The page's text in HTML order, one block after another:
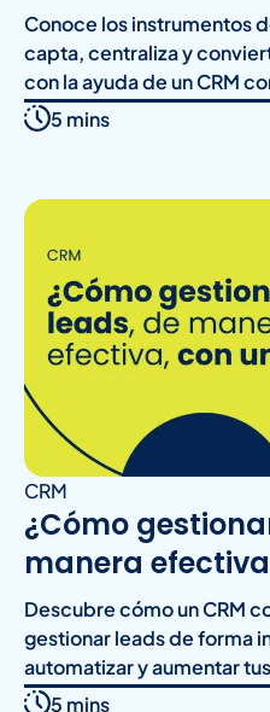
Conoce los instrumentos
capta, centraliza y
con la ayuda de un CRM
5 mins
CRM
¿Cómo
manera
Descubre cómo un CRM
gestionar leads de forma
automatizar y aumentar
5 mins